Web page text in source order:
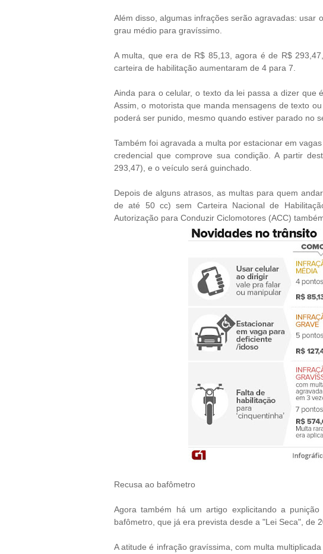
Além disso, algumas infrações serão agravadas: usar
grau médio para gravíssimo.
A multa, que era de R$ 85,13, agora é de R$
carteira de habilitação aumentaram de 4 para 7.
Ainda para o celular, o texto da lei passa a dizer que
Assim, o motorista que manda mensagens de texto
poderá ser punido, mesmo quando estiver parado no
Também foi agravada a multa por estacionar em
credencial que comprove sua condição. A partir
293,47), e o veículo será guinchado.
Depois de alguns atrasos, as multas para quem
de até 50 cc) sem Carteira Nacional de
Autorização para Conduzir Ciclomotores (ACC)
Recusa ao bafômetro
Agora também há um artigo explicitando a
bafômetro, que já era prevista desde a "Lei Seca", de
A atitude é infração gravíssima, com multa